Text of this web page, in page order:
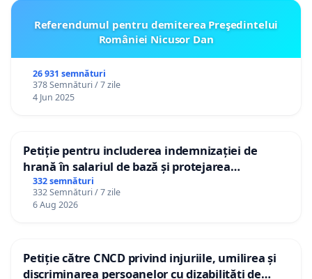
Referendumul pentru demiterea Preşedintelui
României Nicusor Dan
26 931 semnături
378 Semnături / 7 zile
4 Jun 2025
Petiție pentru includerea indemnizației de
hrană în salariul de bază și protejarea
gradațiilor de vechime pentru asistenții
personali
332 semnături
332 Semnături / 7 zile
6 Aug 2026
Petiție către CNCD privind injuriile, umilirea și
discriminarea persoanelor cu dizabilități de